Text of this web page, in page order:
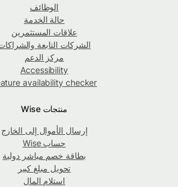
الوظائف
حالة الخدمة
علاقات المستثمرين
الشركات التابعة والشراكات
مركز الدعم
Accessibility
Feature availability checker
منتجات Wise
إرسال الأموال إلى الخارج
حساب Wise
بطاقة خصم مباشر دولية
تحويل مبلغ كبير
استلام المال